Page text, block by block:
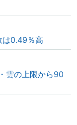
は0.49％高
雲の上限から90